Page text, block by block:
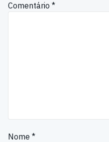
Comentário *
Nome *